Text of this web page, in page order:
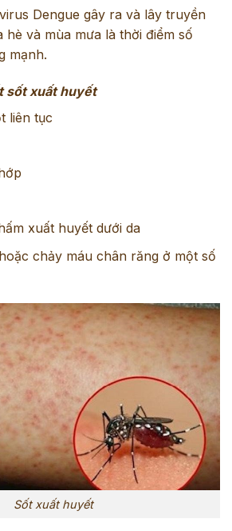
Dengue gây ra và lây truyền
hè và mùa mưa là thời điểm số
mạnh.
sốt xuất huyết
liên tục
xuất huyết dưới da
chảy máu chân răng ở một số
Sốt xuất huyết